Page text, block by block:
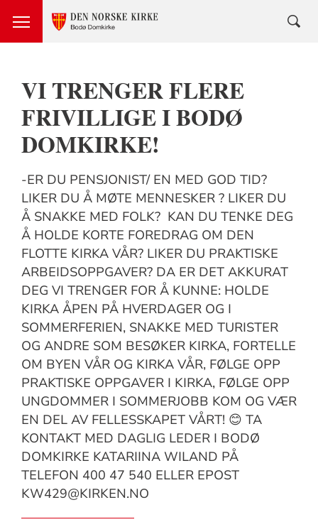
VI TRENGER FLERE
FRIVILLIGE I BODØ
DOMKIRKE!
-ER DU PENSJONIST/ EN MED GOD TID?
LIKER DU Å MØTE MENNESKER ? LIKER DU
Å SNAKKE MED FOLK? KAN DU TENKE DEG
Å HOLDE KORTE FOREDRAG OM DEN
FLOTTE KIRKA VÅR? LIKER DU PRAKTISKE
ARBEIDSOPPGAVER? DA ER DET AKKURAT
DEG VI TRENGER FOR Å KUNNE: HOLDE
KIRKA ÅPEN PÅ HVERDAGER OG I
SOMMERFERIEN, SNAKKE MED TURISTER
OG ANDRE SOM BESØKER KIRKA, FORTELLE
OM BYEN VÅR OG KIRKA VÅR, FØLGE OPP
PRAKTISKE OPPGAVER I KIRKA, FØLGE OPP
UNGDOMMER I SOMMERJOBB KOM OG VÆR
EN DEL AV FELLESSKAPET VÅRT! 😊 TA
KONTAKT MED DAGLIG LEDER I BODØ
DOMKIRKE KATARIINA WILAND PÅ
TELEFON 400 47 540 ELLER EPOST
KW429@KIRKEN.NO